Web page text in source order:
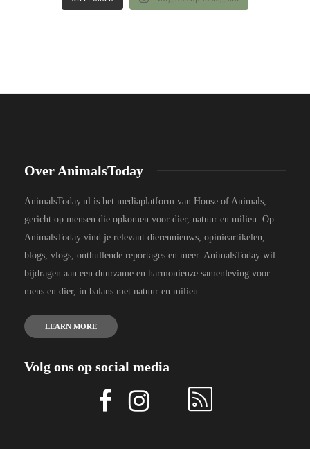
Over AnimalsToday
AnimalsToday.nl is het mediaplatform van House of Animals,
gericht op mensen die opkomen voor dier, natuur en milieu. Op
AnimalsToday vind je relevant dierennieuws, opinieartikelen,
blogs, vlogs, onthullende reportages en meer. AnimalsToday wil
bijdragen aan een duurzame en harmonieuze samenleving voor
mens en dier, in balans met natuur en milieu.
LEARN MORE
Volg ons op social media